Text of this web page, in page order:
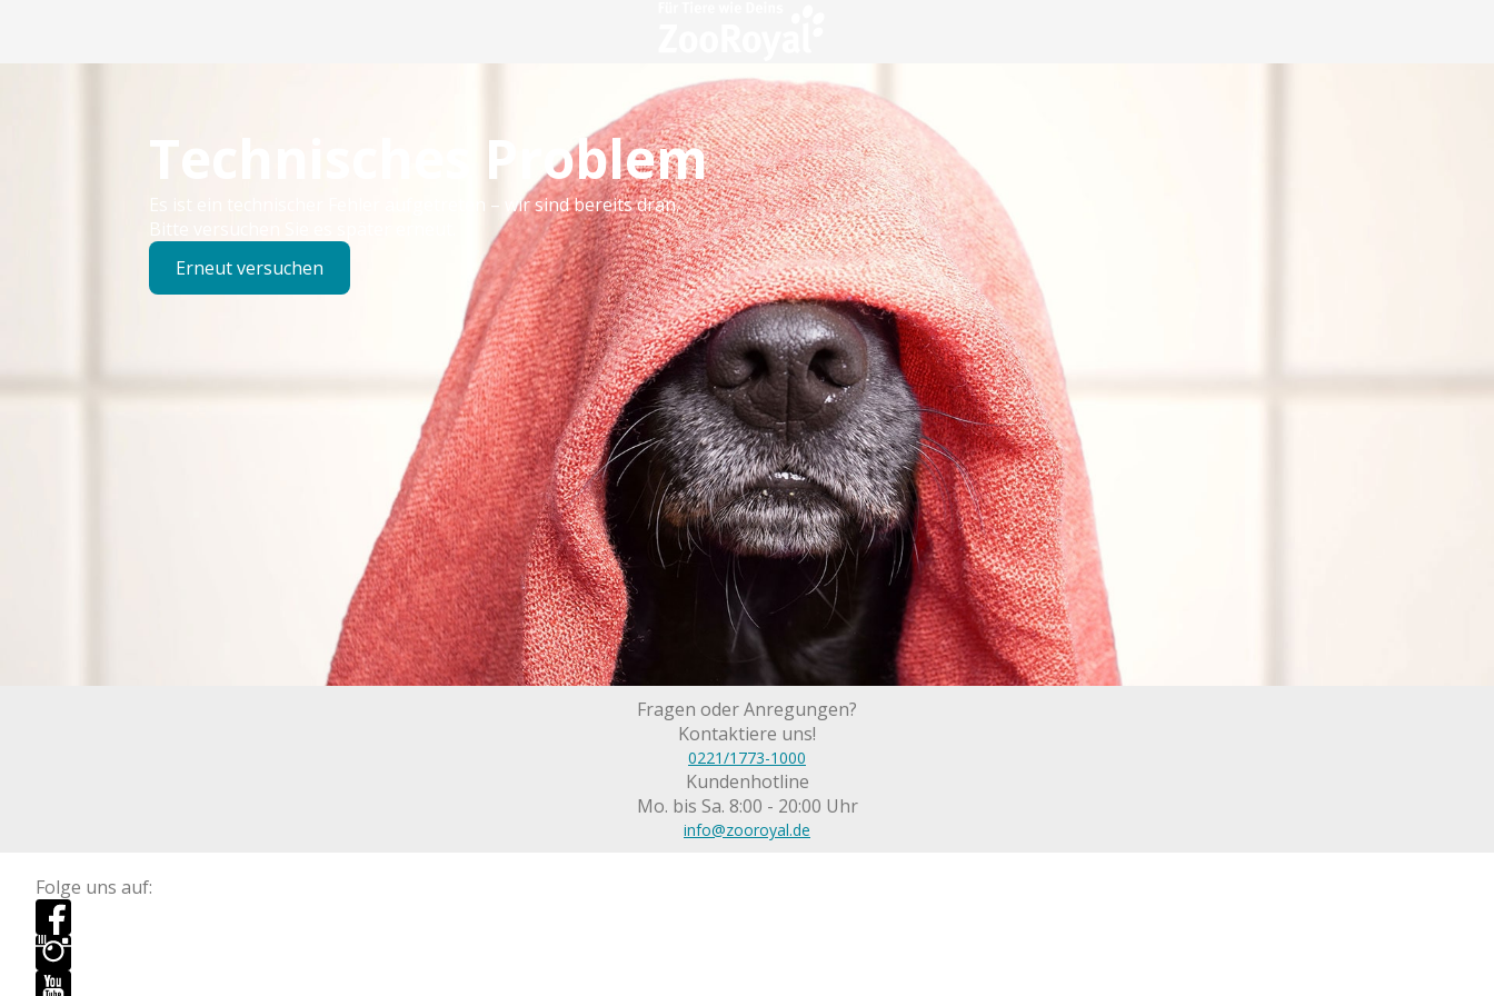
Technisches Problem
Es ist ein technischer Fehler aufgetreten – wir sind bereits dran.
Bitte versuchen Sie es später erneut.
Erneut versuchen
Fragen oder Anregungen?
Kontaktiere uns!
0221/1773-1000
Kundenhotline
Mo. bis Sa. 8:00 - 20:00 Uhr
info@zooroyal.de
Folge uns auf: